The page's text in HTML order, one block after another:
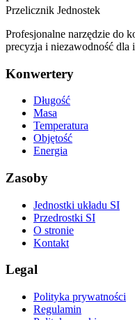
Przelicznik Jednostek
Profesjonalne narzędzie do
precyzja i niezawodność dla
Konwertery
Długość
Masa
Temperatura
Objętość
Energia
Zasoby
Jednostki układu SI
Przedrostki SI
O stronie
Kontakt
Legal
Polityka prywatności
Regulamin